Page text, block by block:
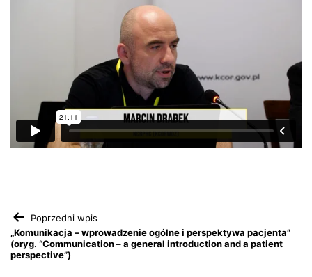
Nawigacja
wpisu
Poprzedni wpis
„Komunikacja – wprowadzenie ogólne i perspektywa pacjenta”
(oryg. “Communication – a general introduction and a patient
perspective”)